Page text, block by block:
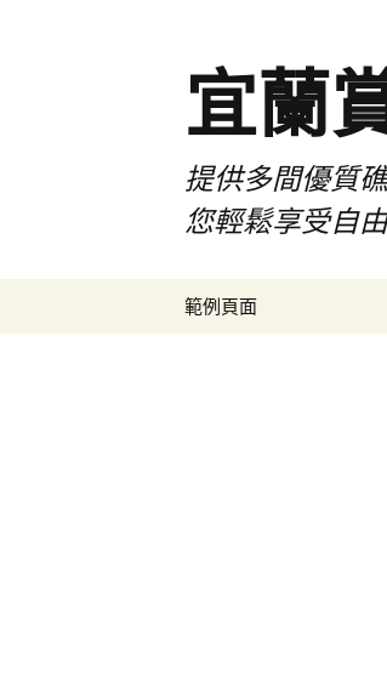
宜蘭
提供多間優質
您輕鬆享受自
範例頁面